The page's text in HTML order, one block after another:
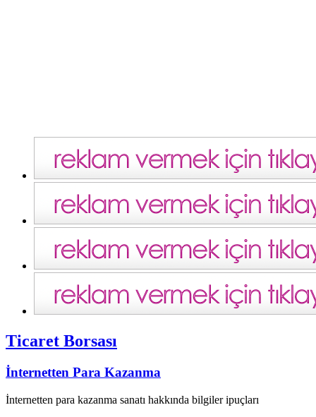
Ticaret Borsası
İnternetten Para Kazanma
İnternetten para kazanma sanatı hakkında bilgiler ipuçları